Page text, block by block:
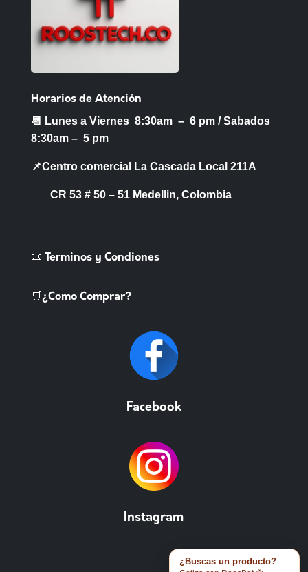
Horarios de Atención
📆 Lunes a Viernes 8:30am – 6 pm /Sabados
8:30am – 5 pm
📌Centro comercial La Cascada Local 211A
CR 53 # 50 – 51 Medellin, Colombia
📜 Terminos y Condiones
🛒¿Como Comprar?
Facebook
Instagram
¿Buscas un producto?